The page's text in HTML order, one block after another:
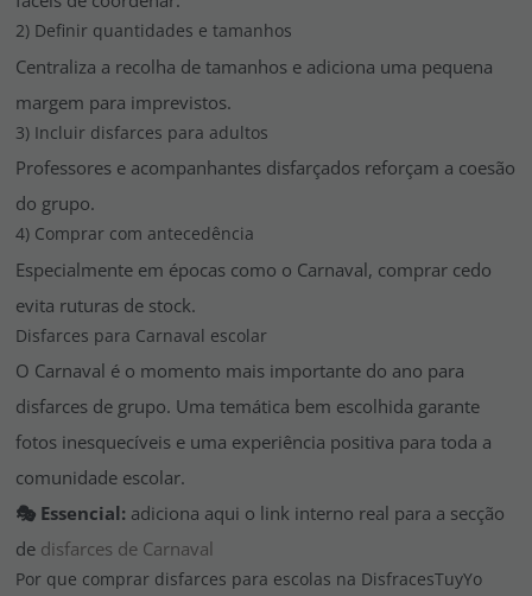
2) Definir quantidades e tamanhos
Centraliza a recolha de tamanhos e adiciona uma pequena
margem para imprevistos.
3) Incluir disfarces para adultos
Professores e acompanhantes disfarçados reforçam a coesão
do grupo.
4) Comprar com antecedência
Especialmente em épocas como o Carnaval, comprar cedo
evita ruturas de stock.
Disfarces para Carnaval escolar
O Carnaval é o momento mais importante do ano para
disfarces de grupo. Uma temática bem escolhida garante
fotos inesquecíveis e uma experiência positiva para toda a
comunidade escolar.
🎭 Essencial: adiciona aqui o link interno real para a secção
de disfarces de Carnaval
Por que comprar disfarces para escolas na DisfracesTuyYo